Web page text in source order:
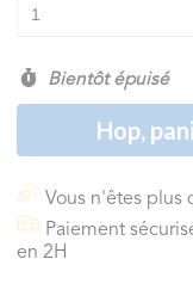
Bientôt épuisé
Hop,
Vous n'êtes plus
Paiement
en 2H